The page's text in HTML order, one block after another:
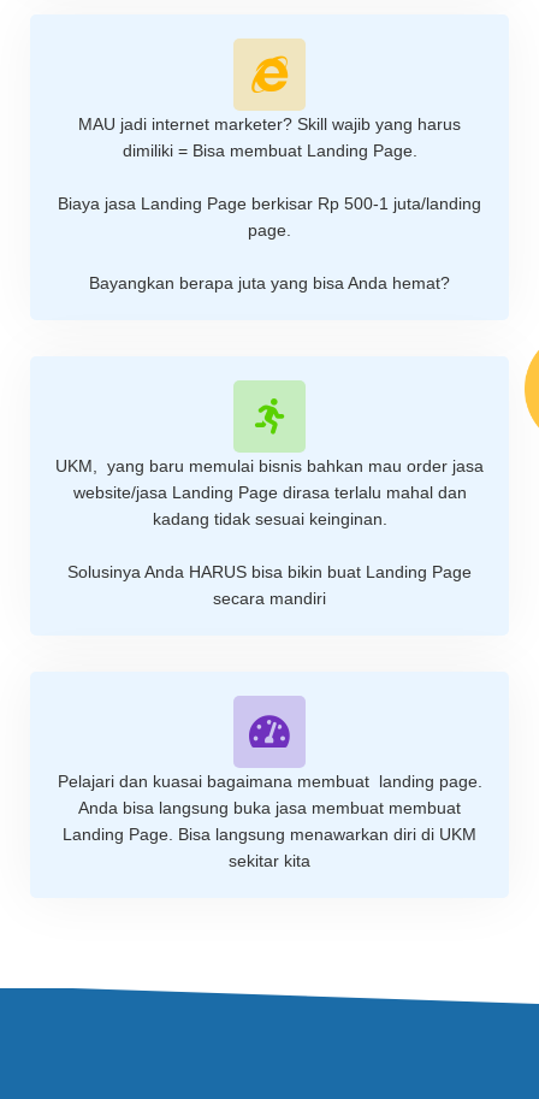
MAU jadi internet marketer? Skill wajib yang harus
dimiliki = Bisa membuat Landing Page.
Biaya jasa Landing Page berkisar Rp 500-1 juta/landing
page.
Bayangkan berapa juta yang bisa Anda hemat?
UKM, yang baru memulai bisnis bahkan mau order jasa
website/jasa Landing Page dirasa terlalu mahal dan
kadang tidak sesuai keinginan.
Solusinya Anda HARUS bisa bikin buat Landing Page
secara mandiri
Pelajari dan kuasai bagaimana membuat landing page.
Anda bisa langsung buka jasa membuat membuat
Landing Page. Bisa langsung menawarkan diri di UKM
sekitar kita